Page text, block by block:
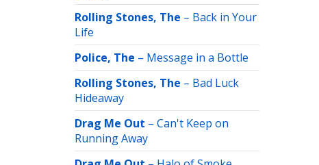
Rolling Stones, The – Back in Your
Life
Police, The – Message in a Bottle
Rolling Stones, The – Bad Luck
Hideaway
Drag Me Out – Can't Keep on
Running Away